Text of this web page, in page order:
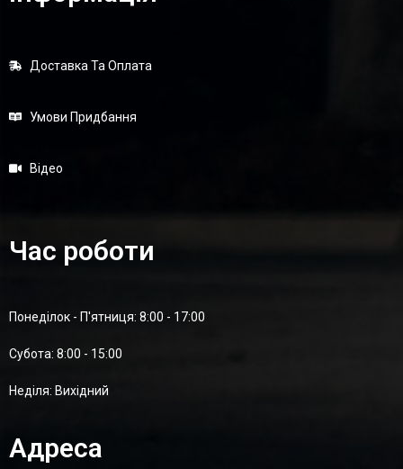
Доставка Та Оплата
Умови Придбання
Відео
Час роботи
Понеділок - П'ятниця: 8:00 - 17:00
Суботa: 8:00 - 15:00
Неділя: Вихідний
Адреса